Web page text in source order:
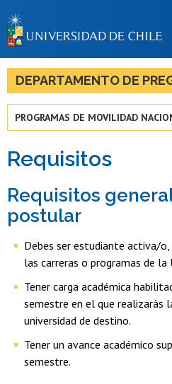
LA
DEPARTAMENTO DE
PROGRAMAS DE MOVILIDAD
Requisitos
Requisitos
postular
Debes ser estudiante activa/
las carreras o programas de la
Tener carga académica
semestre en el que realizarás
universidad de destino.
Tener un avance académico
semestre.